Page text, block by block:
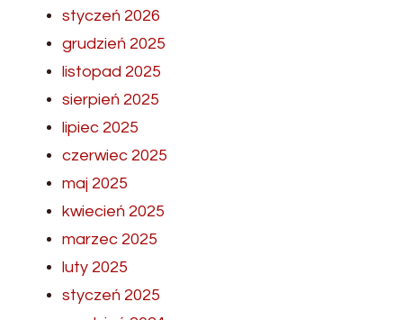
styczeń 2026
grudzień 2025
listopad 2025
sierpień 2025
lipiec 2025
czerwiec 2025
maj 2025
kwiecień 2025
marzec 2025
luty 2025
styczeń 2025